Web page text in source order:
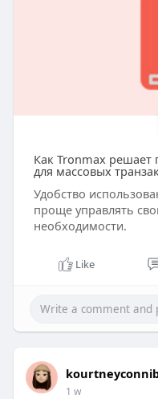
Как Tronmax решает
для массовых
Удобство
проще управлять
необходимости.
Like
1 w